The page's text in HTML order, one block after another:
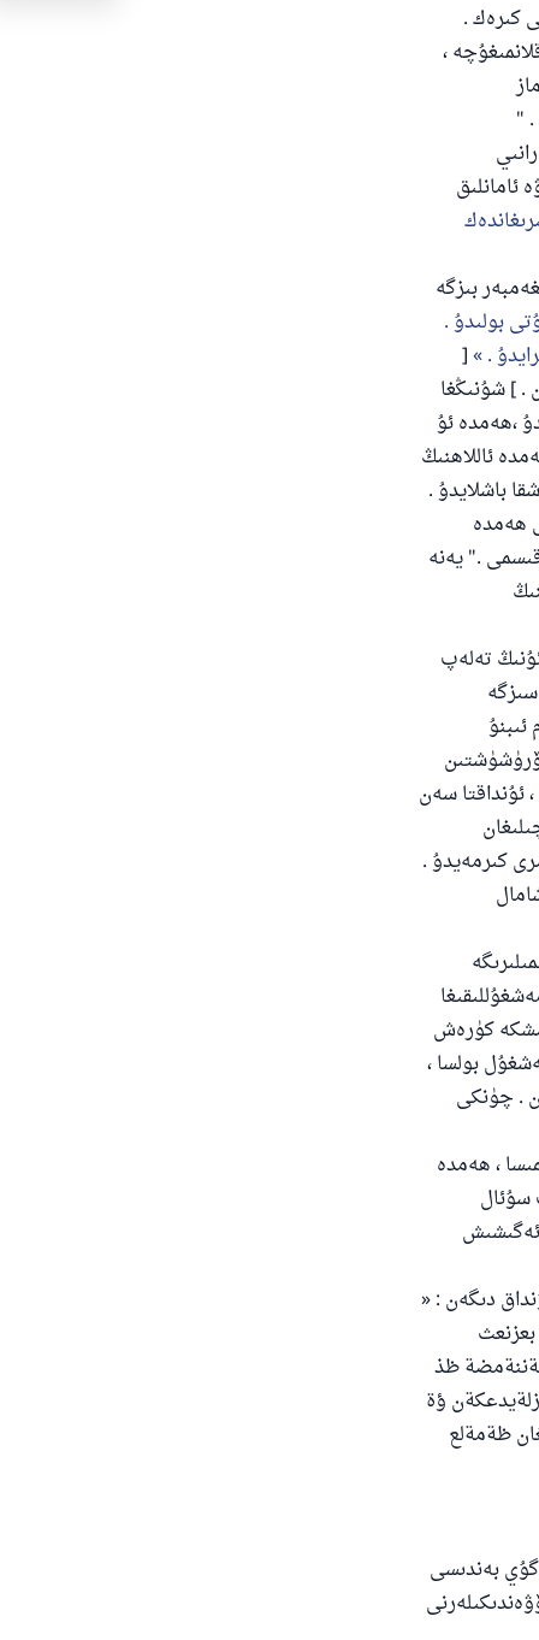
كىرەك .
،
. "
ئامانلىق
بىزگە
بولىدۇ .
.
[
. ] شۇنىڭغا
،ھەمدە ئۇ
ئاللاھنىڭ
باشلايدۇ .
ھەمدە
." يەنە
تەلەپ
ئۇنداقتا سەن
كىرمەيدۇ .
كۈرەش
بولسا ،
. چۈنكى
، ھەمدە
سۇئال
دىگەن : «
ظذ
ؤة
ظةمةلع
بەندىسى